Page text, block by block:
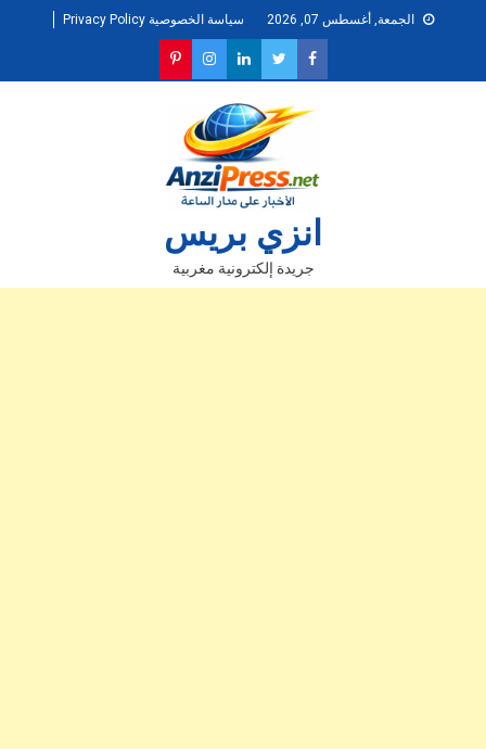
الجمعة, أغسطس 07, 2026 سياسة الخصوصية Privacy Policy
انزي بريس
جريدة إلكترونية مغربية